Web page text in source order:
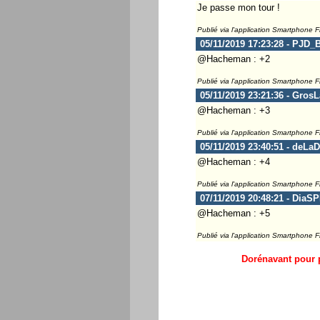
Je passe mon tour !
Publié via l'application Smartphone
05/11/2019 17:23:28 -
@Hacheman : +2
Publié via l'application Smartphone
05/11/2019 23:21:36 -
@Hacheman : +3
Publié via l'application Smartphone
05/11/2019 23:40:51 -
@Hacheman : +4
Publié via l'application Smartphone
07/11/2019 20:48:21 -
@Hacheman : +5
Publié via l'application Smartphone
Dorénavant pour